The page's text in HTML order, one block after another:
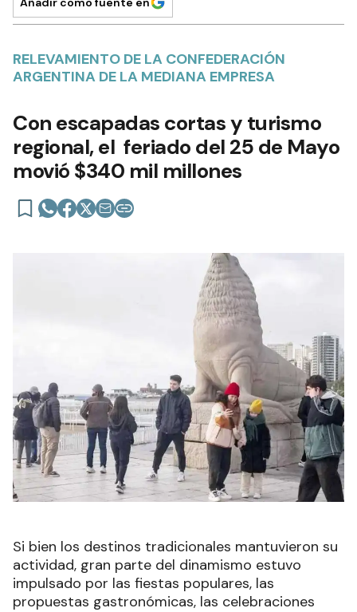
RELEVAMIENTO DE LA CONFEDERACIÓN
ARGENTINA DE LA MEDIANA EMPRESA
Con escapadas cortas y turismo
regional, el feriado del 25 de Mayo
movió $340 mil millones
Si bien los destinos tradicionales mantuvieron su
actividad, gran parte del dinamismo estuvo
impulsado por las fiestas populares, las
propuestas gastronómicas, las celebraciones